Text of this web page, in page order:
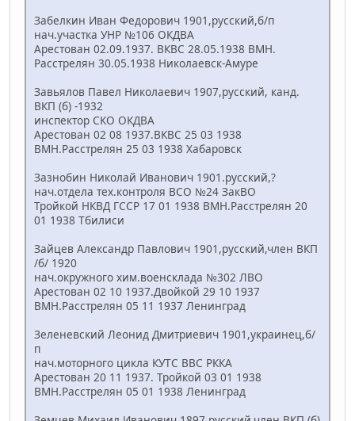
Забелкин Иван Федорович 1901,русский,б/п
нач.участка УНР №106 ОКДВА
Арестован 02.09.1937. ВКВС 28.05.1938 ВМН.
Расстрелян 30.05.1938 Николаевск-Амуре
Завьялов Павел Николаевич 1907,русский, канд.
ВКП (б) -1932
инспектор СКО ОКДВА
Арестован 02 08 1937.ВКВС 25 03 1938
ВМН.Расстрелян 25 03 1938 Хабаровск
Зазнобин Николай Иванович 1901.русский,?
нач.отдела тех.контроля ВСО №24 ЗакВО
Тройкой НКВД ГССР 17 01 1938 ВМН.Расстрелян 20
01 1938 Тбилиси
Зайцев Александр Павлович 1901,русский,член ВКП
/б/ 1920
нач.окружного хим.военсклада №302 ЛВО
Арестован 02 10 1937.Двойкой 29 10 1937
ВМН.Расстрелян 05 11 1937 Ленинград
Зеленевский Леонид Дмитриевич 1901,украинец,б/
п
нач.моторного цикла КУТС ВВС РККА
Арестован 20 11 1937. Тройкой 03 01 1938
ВМН.Расстрелян 05 01 1938 Ленинград